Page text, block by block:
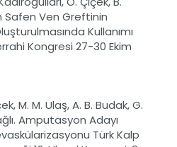
Safen Ven Greftinin
Kullanımı
Kongresi 27-30 Ekim
M. M. Ulaş, A. B. Budak, G.
Amputasyon Adayı
Türk Kalp